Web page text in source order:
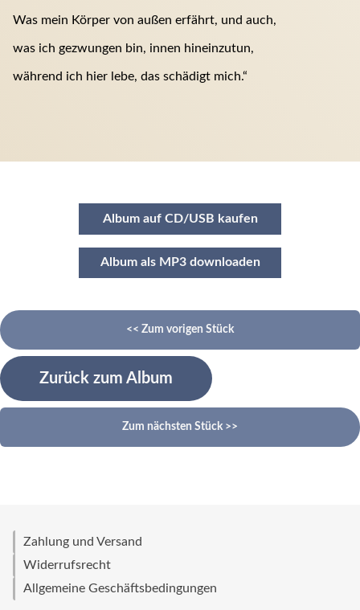
Was mein Körper von außen erfährt, und auch,
was ich gezwungen bin, innen hineinzutun,
während ich hier lebe, das schädigt mich.“
Album auf CD/USB kaufen
Album als MP3 downloaden
<< Zum vorigen Stück
Zurück zum Album
Zum nächsten Stück >>
Zahlung und Versand
Widerrufsrecht
Allgemeine Geschäftsbedingungen